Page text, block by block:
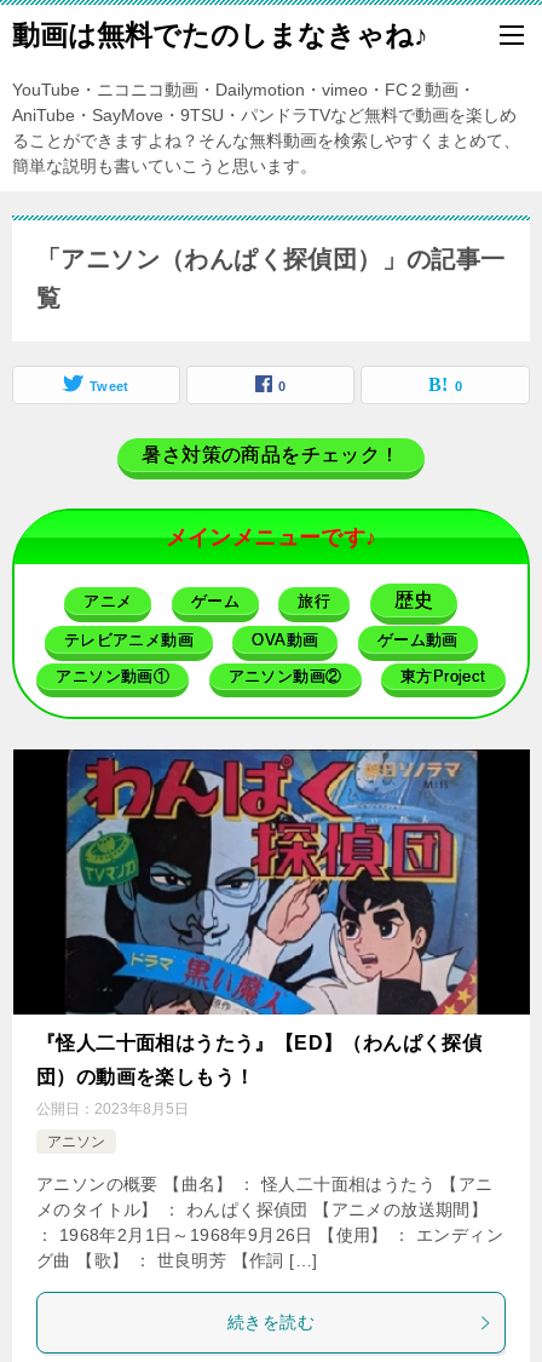
動画は無料でたのしまなきゃね♪
YouTube・ニコニコ動画・Dailymotion・vimeo・FC２動画・
AniTube・SayMove・9TSU・パンドラTVなど無料で動画を楽しめ
ることができますよね？そんな無料動画を検索しやすくまとめて、
簡単な説明も書いていこうと思います。
「アニソン（わんぱく探偵団）」の記事一
覧
Tweet 0 0
暑さ対策の商品をチェック！
メインメニューです♪
アニメ ゲーム 旅行 歴史
テレビアニメ動画 OVA動画 ゲーム動画
アニソン動画① アニソン動画② 東方Project
『怪人二十面相はうたう』【ED】（わんぱく探偵
団）の動画を楽しもう！
公開日： 2023年8月5日
アニソン
アニソンの概要 【曲名】 ： 怪人二十面相はうたう 【アニ
メのタイトル】 ： わんぱく探偵団 【アニメの放送期間】
： 1968年2月1日～1968年9月26日 【使用】 ： エンディン
グ曲 【歌】 ： 世良明芳 【作詞 […]
続きを読む